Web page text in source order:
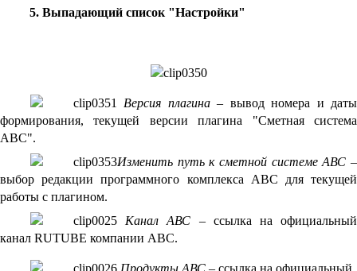
5. Выпадающий список "Настройки"
Версия плагина– вывод номера и даты
формирования, текущей версии плагина "Сметная система
АВС".
Изменить путь к сметной системе АВС –
выбор редакции программного комплекса АВС для текущей
работы с плагином.
Канал АВС – ссылка на официальный
канал RUTUBE компании АВС.
Продукты АВС – ссылка на официальный